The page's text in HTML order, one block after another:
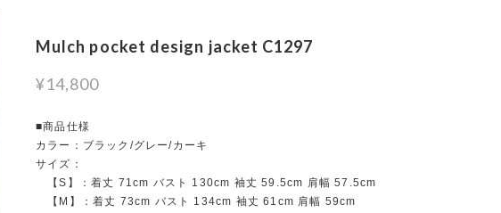
Mulch pocket design jacket C1297
¥14,800
■商品仕様
カラー：ブラック/グレー/カーキ
サイズ：
【S】：着丈 71cm バスト 130cm 袖丈 59.5cm 肩幅 57.5cm
【M】：着丈 73cm バスト 134cm 袖丈 61cm 肩幅 59cm